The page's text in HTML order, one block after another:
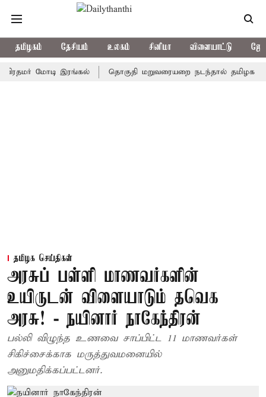
தமிழகம் தேசியம் உலகம் சினிமா விளையாட்டு
மோடி இரங்கல் தொகுதி மறுவரையறை நடந்தால் தமிழக
தமிழக செய்திகள்
அரசுப் பள்ளி மாணவர்களின்
உயிருடன் விளையாடும் தவெக
அரசு! - நயினார் நாகேந்திரன்
பல்லி விழுந்த உணவை சாப்பிட்ட 11 மாணவர்கள்
சிகிச்சைக்காக மருத்துவமனையில்
அனுமதிக்கப்பட்டனர்.